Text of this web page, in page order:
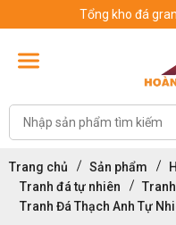
Tổng kho đá
Trang chủ Sản phẩm
Tranh đá tự nhiên
Tranh Đá Thạch Anh Tự